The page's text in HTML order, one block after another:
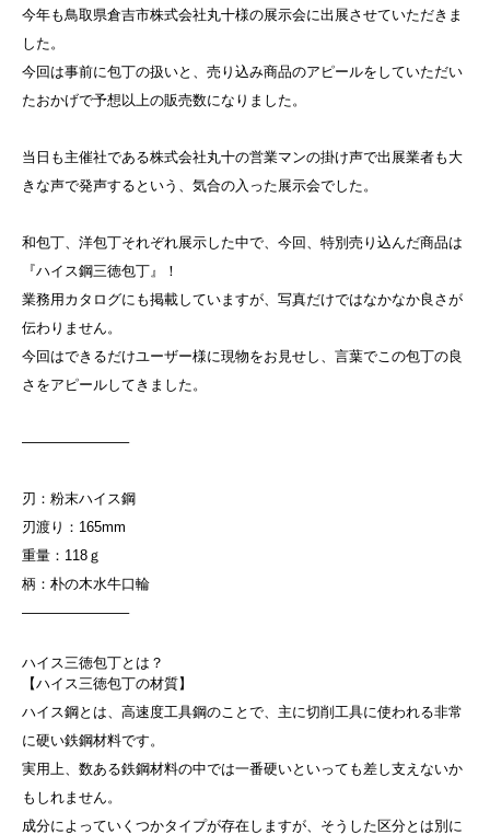
今年も鳥取県倉吉市株式会社丸十様の展示会に出展させていただきま
した。
今回は事前に包丁の扱いと、売り込み商品のアピールをしていただい
たおかげで予想以上の販売数になりました。
当日も主催社である株式会社丸十の営業マンの掛け声で出展業者も大
きな声で発声するという、気合の入った展示会でした。
和包丁、洋包丁それぞれ展示した中で、今回、特別売り込んだ商品は
『ハイス鋼三徳包丁』！
業務用カタログにも掲載していますが、写真だけではなかなか良さが
伝わりません。
今回はできるだけユーザー様に現物をお見せし、言葉でこの包丁の良
さをアピールしてきました。
———————–
刃：粉末ハイス鋼
刃渡り：165mm
重量：118ｇ
柄：朴の木水牛口輪
———————–
ハイス三徳包丁とは？
【ハイス三徳包丁の材質】
ハイス鋼とは、高速度工具鋼のことで、主に切削工具に使われる非常
に硬い鉄鋼材料です。
実用上、数ある鉄鋼材料の中では一番硬いといっても差し支えないか
もしれません。
成分によっていくつかタイプが存在しますが、そうした区分とは別に